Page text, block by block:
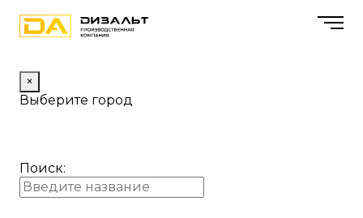
×
Выберите город
Поиск: